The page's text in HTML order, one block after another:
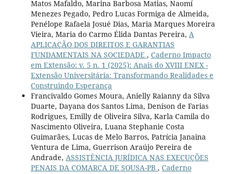
Matos Mafaldo, Marina Barbosa Matias, Naomí
Menezes Pegado, Pedro Lucas Formiga de Almeida,
Penélope Rafaela Josué Dias, Maria Marques Moreira
Vieira, Maria do Carmo Élida Dantas Pereira, A
APLICAÇÃO DOS DIREITOS E GARANTIAS
FUNDAMENTAIS NA SOCIEDADE , Caderno Impacto
em Extensão: v. 5 n. 1 (2025): Anais do XVIII ENEX -
Extensão Universitária: Transformando Realidades e
Construindo Esperança
Francivaldo Gomes Moura, Anielly Raianny da Silva
Duarte, Dayana dos Santos Lima, Denison de Farias
Rodrigues, Emilly de Oliveira Silva, Karla Camila do
Nascimento Oliveira, Luana Stephanie Costa
Guimarães, Lucas de Melo Barros, Patrícia Janaina
Ventura de Lima, Guerrison Araújo Pereira de
Andrade, ASSISTÊNCIA JURÍDICA NAS EXECUÇÕES
PENAIS DA COMARCA DE SOUSA-PB , Caderno